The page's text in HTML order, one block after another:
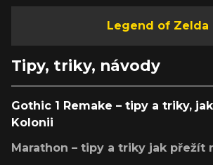
Legend of Zelda
Tipy, triky, návody
Gothic 1 Remake – tipy a triky,
Kolonii
Marathon – tipy a triky jak přežít